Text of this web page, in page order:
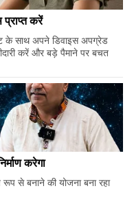
करें
साथ अपने डिवाइस अपग्रेड
करें और बड़े पैमाने पर बचत
करेगा
से बनाने की योजना बना रहा